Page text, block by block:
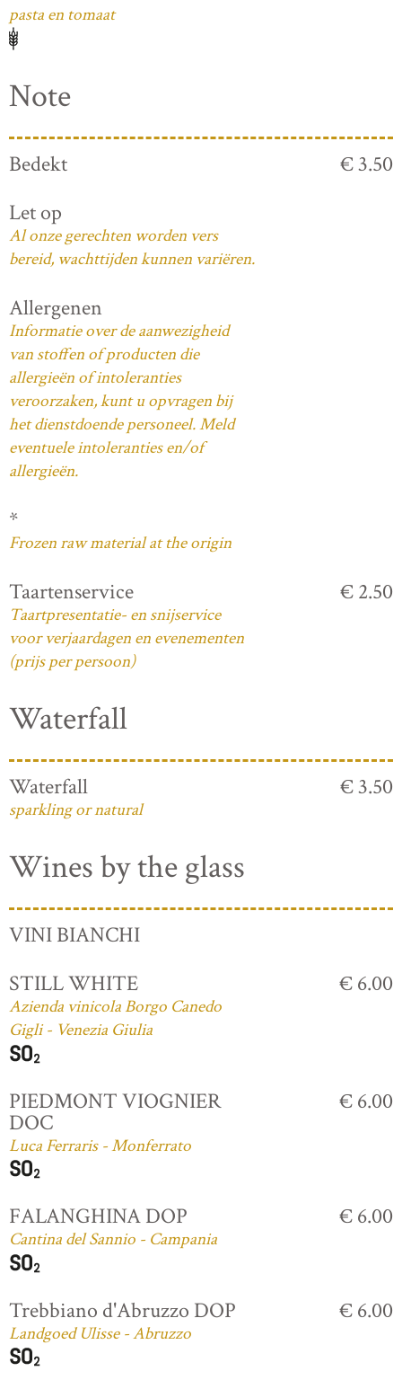
pasta en tomaat
Note
Bedekt
€ 3.50
Let op
Al onze gerechten worden vers
bereid, wachttijden kunnen variëren.
Allergenen
Informatie over de aanwezigheid
van stoffen of producten die
allergieën of intoleranties
veroorzaken, kunt u opvragen bij
het dienstdoende personeel. Meld
eventuele intoleranties en/of
allergieën.
*
Frozen raw material at the origin
Taartenservice
Taartpresentatie- en snijservice
voor verjaardagen en evenementen
(prijs per persoon)
€ 2.50
Waterfall
Waterfall
sparkling or natural
€ 3.50
Wines by the glass
VINI BIANCHI
STILL WHITE
Azienda vinicola Borgo Canedo
Gigli - Venezia Giulia
€ 6.00
PIEDMONT VIOGNIER
DOC
Luca Ferraris - Monferrato
€ 6.00
FALANGHINA DOP
Cantina del Sannio - Campania
€ 6.00
Trebbiano d'Abruzzo DOP
Landgoed Ulisse - Abruzzo
€ 6.00